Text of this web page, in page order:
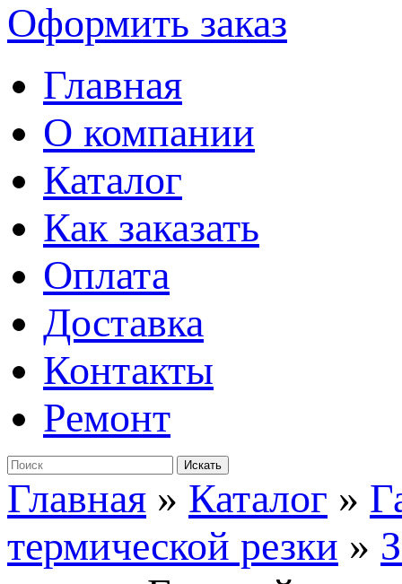
Оформить заказ
Главная
О компании
Каталог
Как заказать
Оплата
Доставка
Контакты
Ремонт
Главная » Каталог »
термической резки »